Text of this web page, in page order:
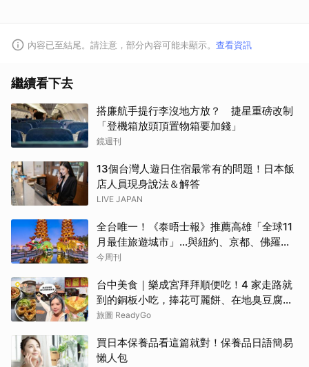
內容已至結尾。請注意，部分內容可能未顯示。 查看資訊
繼續看下去
搭廉航手提行李沒地方放？ 捷星重磅改制
「登機箱放頭頂置物箱要加錢」
鏡週刊
13個台灣人遊日住宿最常有的問題！日本飯
店人員現身說法＆解答
LIVE JAPAN
全台唯一！《泰晤士報》推薦高雄「全球11
月最佳旅遊城市」…與紐約、京都、佛羅倫
斯共同入榜，理由曝光
今周刊
台中美食｜樂成宮拜拜順便吃！4 家走路就
到的銅板小吃，捧花可麗餅、在地臭豆腐、
烤甜甜圈一次收
旅圖 ReadyGo
買日本保養品看這篇就對！保養品日語簡易
懶人包